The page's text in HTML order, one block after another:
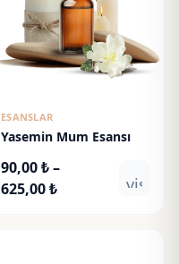
ESANSLAR
Yasemin Mum Esansı
90,00₺–
625,00₺Fiyat